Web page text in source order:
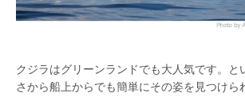
クジラはグリーンランドでも大人気です。と
さから船上からでも簡単にその姿を見つけら